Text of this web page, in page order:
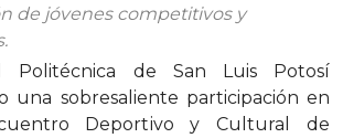
de jóvenes competitivos y
Politécnica de San Luis Potosí
una sobresaliente participación en
Deportivo y Cultural de